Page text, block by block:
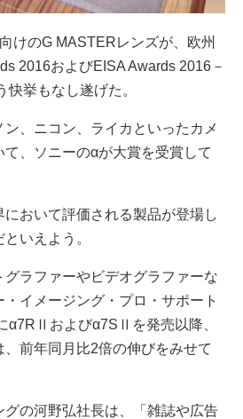
けのG MASTERレンズが、欧州
2016およびEISA Awards 2016－
挙もなし遂げた。
、ニコン、ライカといったカメ
、ソニーのαが大賞を受賞して
おいて評価される製品が登場し
いえよう。
ラファーやビデオグラファーな
イメージング・プロ・サポート
α7RⅡおよびα7SⅡを発売以降、
前年同月比2倍の伸びをみせて
の河野弘社長は、「雑誌や広告